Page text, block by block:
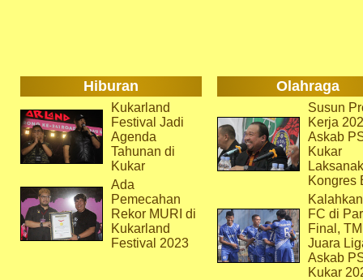
Hiburan Olahraga
Kukarland
Festival Jadi
Agenda
Tahunan di
Kukar
Ada
Pemecahan
Rekor MURI di
Kukarland
Festival 2023
Susun
Kerja
Askab
Kukar
Kongres
FC di
Final,
Juara
Askab
Kukar